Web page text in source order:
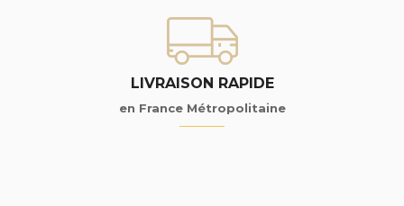
LIVRAISON RAPIDE
en France Métropolitaine